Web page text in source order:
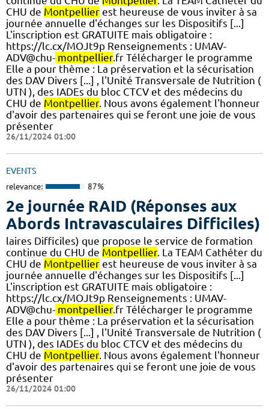
CHU de Montpellier est heureuse de vous inviter à sa
journée annuelle d'échanges sur les Dispositifs [...]
L'inscription est GRATUITE mais obligatoire :
https://lc.cx/MOJt9p Renseignements : UMAV-
ADV@chu- montpellier.fr Télécharger le programme​
Elle a pour thème : La préservation et la sécurisation
des DAV Divers [...] , l'Unité Transversale de Nutrition (
UTN ), des IADEs du bloc CTCV et des médecins du
CHU de Montpellier. Nous avons également l'honneur
d'avoir des partenaires qui se feront une joie de vous
présenter
26/11/2024 01:00
EVENTS
relevance: 87%
2e journée RAID (Réponses aux
Abords Intravasculaires Difficiles)
laires Difficiles) que propose le service de formation
continue du CHU de Montpellier. La TEAM Cathéter du
CHU de Montpellier est heureuse de vous inviter à sa
journée annuelle d'échanges sur les Dispositifs [...]
L'inscription est GRATUITE mais obligatoire :
https://lc.cx/MOJt9p Renseignements : UMAV-
ADV@chu- montpellier.fr Télécharger le programme​
Elle a pour thème : La préservation et la sécurisation
des DAV Divers [...] , l'Unité Transversale de Nutrition (
UTN ), des IADEs du bloc CTCV et des médecins du
CHU de Montpellier. Nous avons également l'honneur
d'avoir des partenaires qui se feront une joie de vous
présenter
26/11/2024 01:00